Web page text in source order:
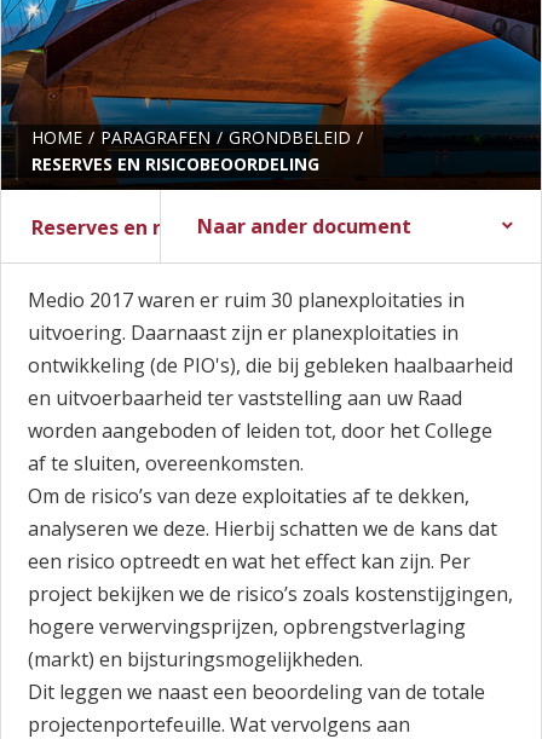
HOME PARAGRAFEN
GRONDBELEID
RESERVES EN RISICOBEOORDELING
Naar ander document
Stadsbegroting 2017
Stadsrekening 2016
Reserves en risicobeoordeling
Medio 2017 waren er ruim 30 planexploitaties in
uitvoering. Daarnaast zijn er planexploitaties in
ontwikkeling (de PIO's), die bij gebleken haalbaarheid
en uitvoerbaarheid ter vaststelling aan uw Raad
worden aangeboden of leiden tot, door het College
af te sluiten, overeenkomsten.
Om de risico’s van deze exploitaties af te dekken,
analyseren we deze. Hierbij schatten we de kans dat
een risico optreedt en wat het effect kan zijn. Per
project bekijken we de risico’s zoals kostenstijgingen,
hogere verwervingsprijzen, opbrengstverlaging
(markt) en bijsturingsmogelijkheden.
Dit leggen we naast een beoordeling van de totale
projectenportefeuille. Wat vervolgens aan